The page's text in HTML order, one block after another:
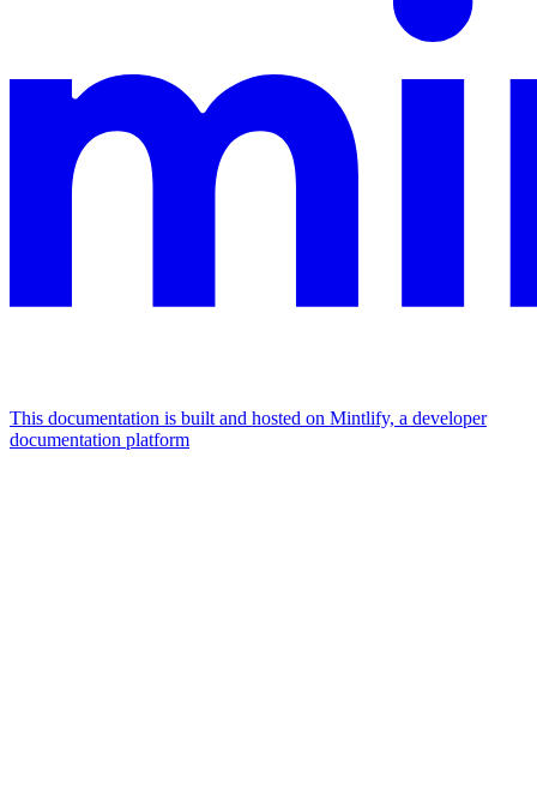
This documentation is built and hosted on Mintlify, a developer
documentation platform